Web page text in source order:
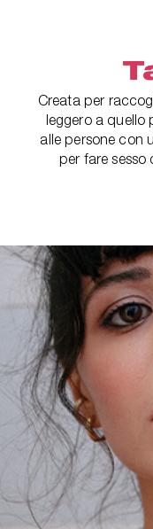
Creata per
leggero a quello
alle persone con
per fare sesso